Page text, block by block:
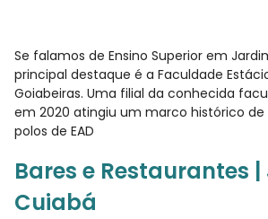
Se falamos de Ensino Superior em
principal destaque é a Faculdade
Goiabeiras. Uma filial da conhecida
em 2020 atingiu um marco histórico de
polos de EAD
Bares e Restaurantes
Cuiabá